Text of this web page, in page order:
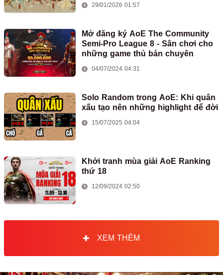
29/01/2026 01:57
Mở đăng ký AoE The Community
Semi-Pro League 8 - Sân chơi cho
những game thủ bán chuyên
04/07/2024 04:31
Solo Random trong AoE: Khi quân
xấu tạo nên những highlight để đời
15/07/2025 04:04
Khởi tranh mùa giải AoE Ranking
thứ 18
12/09/2024 02:50
XEM THÊM